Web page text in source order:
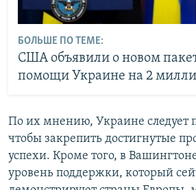
БОЛЬШЕ ПО ТЕМЕ:
США объявили о новом
помощи Украине на 2
По их мнению, Украине следует
чтобы закрепить достигнутые
успехи. Кроме того, в
уровень поддержки, который